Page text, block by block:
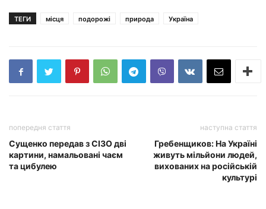
ТЕГИ місця подорожі природа Україна
попередня стаття
Сущенко передав з СІЗО дві
картини, намальовані чаєм
та цибулею
наступна стаття
Гребенщиков: На Україні
живуть мільйони людей,
вихованих на російській
культурі